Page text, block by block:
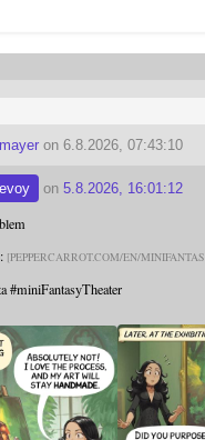
on 6.8.2026, 07:43:10
on 5.8.2026, 16:01:12
PEPPERCARROT.COM/EN/MINIFANTAS
#miniFantasyTheater